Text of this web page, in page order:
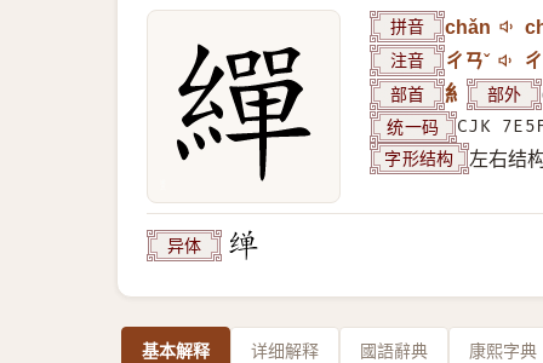
拼音 chǎn
注音 ㄔㄢˇ
部首 糹 部外
统一码 CJK
字形结构 左右结
异体
基本解释 详细解释 國語辭典 康熙字典